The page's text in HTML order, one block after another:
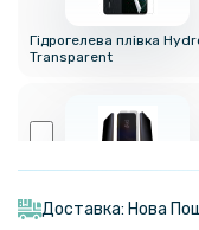
Гідрогелева плівка
Transparent
(Антишпигун, глянцева)
Доставка: Нова